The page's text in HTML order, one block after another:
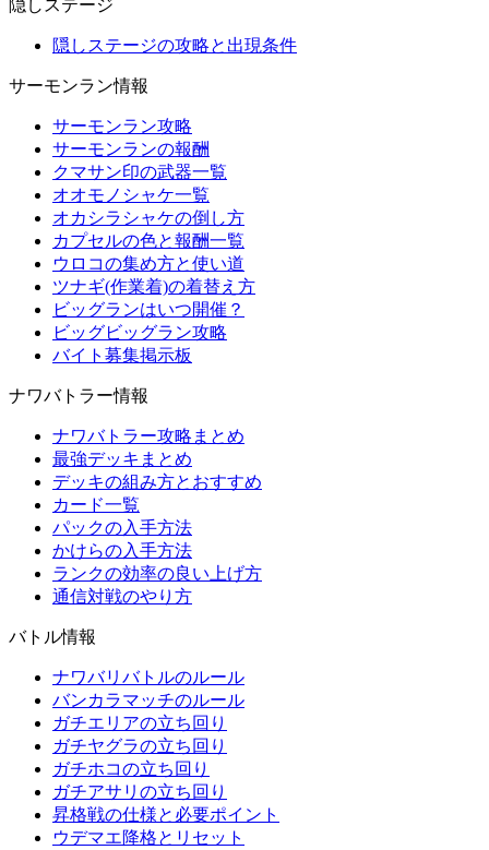
隠しステージ
隠しステージの攻略と出現条件
サーモンラン情報
サーモンラン攻略
サーモンランの報酬
クマサン印の武器一覧
オオモノシャケ一覧
オカシラシャケの倒し方
カプセルの色と報酬一覧
ウロコの集め方と使い道
ツナギ(作業着)の着替え方
ビッグランはいつ開催？
ビッグビッグラン攻略
バイト募集掲示板
ナワバトラー情報
ナワバトラー攻略まとめ
最強デッキまとめ
デッキの組み方とおすすめ
カード一覧
パックの入手方法
かけらの入手方法
ランクの効率の良い上げ方
通信対戦のやり方
バトル情報
ナワバリバトルのルール
バンカラマッチのルール
ガチエリアの立ち回り
ガチヤグラの立ち回り
ガチホコの立ち回り
ガチアサリの立ち回り
昇格戦の仕様と必要ポイント
ウデマエ降格とリセット